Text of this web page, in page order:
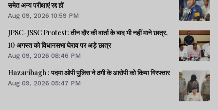
समेत अन्य परीक्षाएं रद्द हों
Aug 09, 2026 10:59 PM
JPSC-JSSC Protest: तीन दौर की वार्ता के बाद भी नहीं माने छात्र,
10 अगस्त को विधानसभा घेराव पर अड़े छात्र
Aug 09, 2026 08:46 PM
Hazaribagh : पदमा ओपी पुलिस ने ठगी के आरोपी को किया गिरफ्तार
Aug 09, 2026 05:47 PM